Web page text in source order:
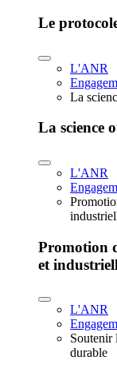
Le
L'ANR
La
La science
L'ANR
Promotion
et
L'ANR
Soutenir
durable